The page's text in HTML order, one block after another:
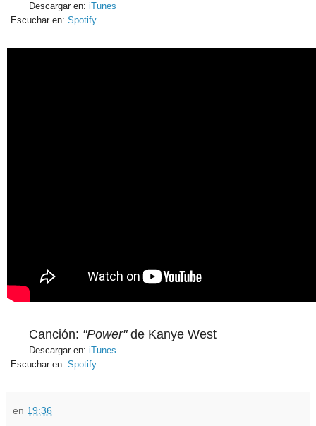
Descargar en: iTunes
Escuchar en: Spotify
Canción: "Power"de Kanye West
Descargar en: iTunes
Escuchar en: Spotify
en 19:36